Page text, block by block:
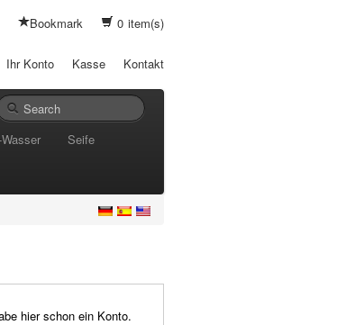
Bookmark 0 item(s)
Ihr Konto Kasse Kontakt
Seife
hier schon ein Konto.